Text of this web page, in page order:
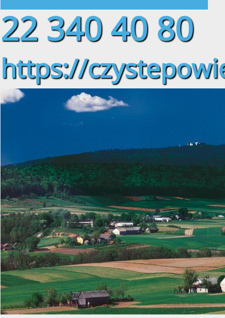
22 340 40 80
https://